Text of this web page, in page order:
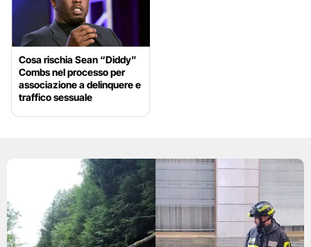
Cosa rischia Sean “Diddy”
Combs nel processo per
associazione a delinquere e
traffico sessuale